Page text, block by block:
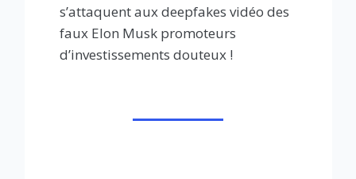
s’attaquent aux deepfakes vidéo des
faux Elon Musk promoteurs
d’investissements douteux !